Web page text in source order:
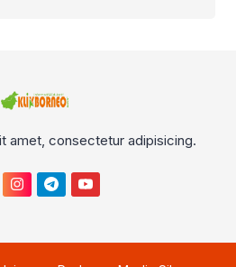
amet, consectetur adipisicing.